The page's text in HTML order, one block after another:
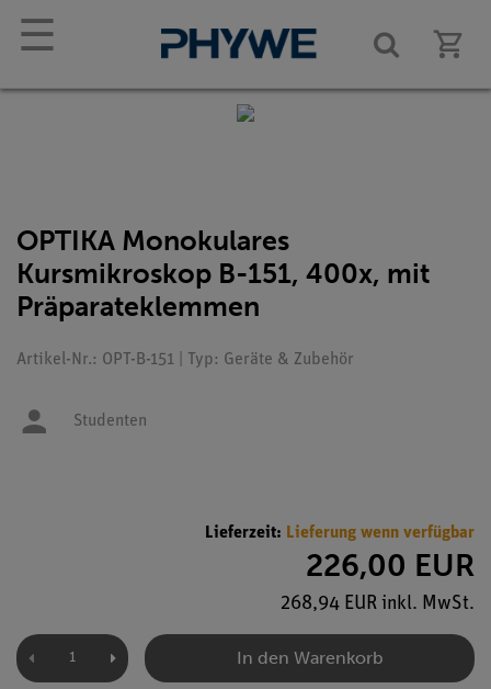
☰
OPTIKA Monokulares
Kursmikroskop B-151, 400x, mit
Präparateklemmen
Artikel-Nr.: OPT-B-151 | Typ: Geräte & Zubehör
Studenten
Lieferzeit: Lieferung wenn verfügbar
226,00 EUR
268,94 EUR inkl. MwSt.
In den Warenkorb